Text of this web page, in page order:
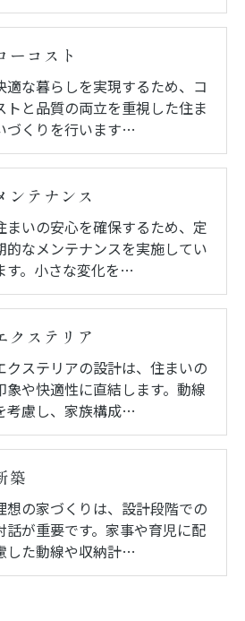
ーコスト
適な暮らしを実現するため、コ
トと品質の両立を重視した住ま
づくりを行います…
ンテナンス
まいの安心を確保するため、定
的なメンテナンスを実施してい
す。小さな変化を…
クステリア
クステリアの設計は、住まいの
象や快適性に直結します。動線
考慮し、家族構成…
築
想の家づくりは、設計段階での
話が重要です。家事や育児に配
した動線や収納計…